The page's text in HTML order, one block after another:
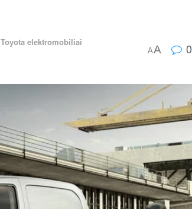
Toyota elektromobiliai
AA 0